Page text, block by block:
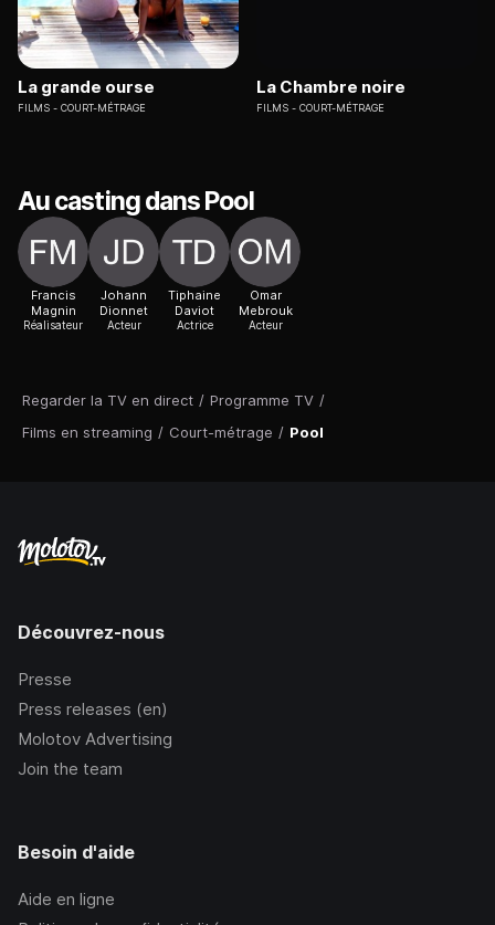
Regarder la TV en direct / Programme TV /
Films en streaming / Court-métrage / Pool
La grande ourse
FILMS COURT-MÉTRAGE
La Chambre noire
FILMS COURT-MÉTRAGE
Au casting dans Pool
Francis
Magnin
Réalisateur
Johann
Dionnet
Acteur
Tiphaine
Daviot
Actrice
Omar
Mebrouk
Acteur
Découvrez-nous
Presse
Press releases (en)
Molotov Advertising
Join the team
Besoin d'aide
Aide en ligne